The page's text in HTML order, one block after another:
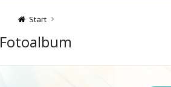
Start
Fotoalbum